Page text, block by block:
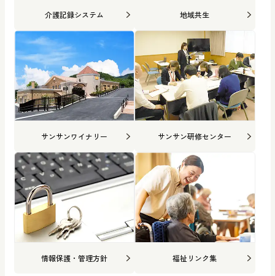
介護記録システム 地域共生
サンサンワイナリー サンサン研修センター
情報保護・管理方針 福祉リンク集